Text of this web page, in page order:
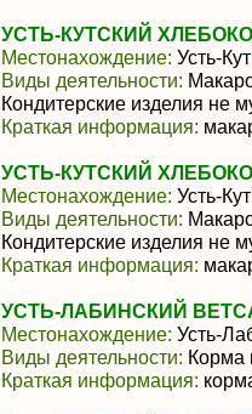
УСТЬ-КУТСКИЙ
Местонахождение: Усть-Кут
Виды деятельности:
Кондитерские изделия не
Краткая информация:
УСТЬ-КУТСКИЙ
Местонахождение: Усть-Кут
Виды деятельности:
Кондитерские изделия не
Краткая информация:
УСТЬ-ЛАБИНСКИЙ
Местонахождение: Усть-
Виды деятельности: Корма
Краткая информация: